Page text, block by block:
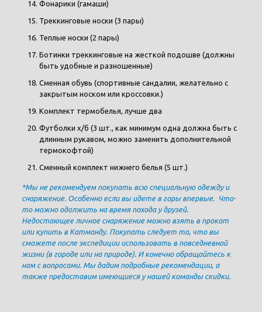
Фонарики (гамаши)
Треккинговые носки (3 пары)
Теплые носки (2 пары)
Ботинки треккинговые на жесткой подошве (должны
быть удобные и разношенные)
Сменная обувь (спортивные сандалии, желательно с
закрытым носком или кроссовки.)
Комплект термобелья, лучше два
Футболки х/б (3 шт., как минимум одна должна быть с
длинным рукавом, можно заменить дополнительной
термокофтой)
Сменный комплект нижнего белья (5 шт.)
*Мы не рекомендуем покупать всю специальную одежду и
снаряжение. Особенно если вы идете в горы впервые. Что-
то можно одолжить на время похода у друзей.
Недостающее личное снаряжение можно взять в прокат
или купить в Катманду. Покупать следует то, что вы
сможете после экспедиции использовать в повседневной
жизни (в городе или на природе). И конечно обращайтесь к
нам с вопросами. Мы дадим подробные рекомендации, а
также предоставим имеющиеся у нашей команды скидки.